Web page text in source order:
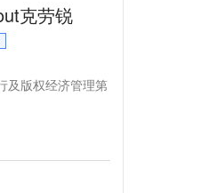
克劳锐
及版权经济管理第